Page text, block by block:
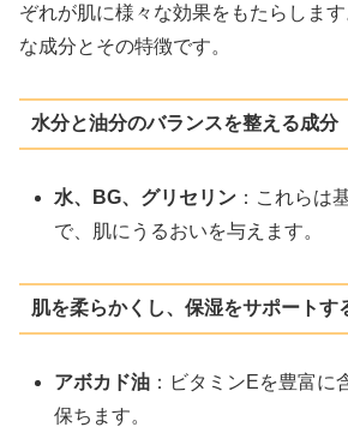
ぞれが肌に様々な効果をもたらしま
な成分とその特徴です。
水分と油分のバランスを整える成分
水、BG、グリセリン ：これらは
で、肌にうるおいを与えます。
肌を柔らかくし、保湿をサポートす
アボカド油 ：ビタミンEを豊富に
保ちます。